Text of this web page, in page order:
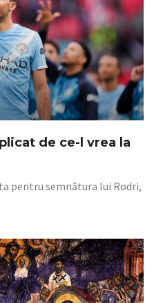
de ce-l vrea la
pentru semnătura lui Rodri,